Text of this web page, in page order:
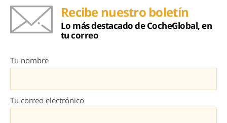
Recibe nuestro boletín
Lo más destacado de CocheGlobal, en
tu correo
Tu nombre
Tu correo electrónico